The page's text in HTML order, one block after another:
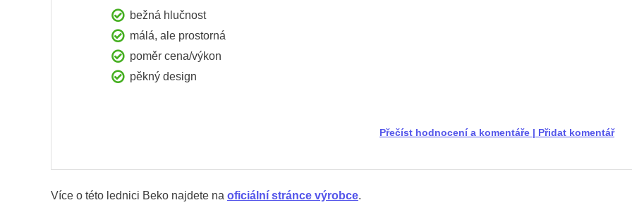
bežná hlučnost
málá, ale prostorná
poměr cena/výkon
pěkný design
Přidat komentář
|
Přečíst hodnocení a komentáře
Více o této lednici Beko najdete na oficiální stránce výrobce.